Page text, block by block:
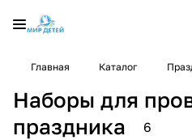
Главная Каталог
Наборы для
праздника
6